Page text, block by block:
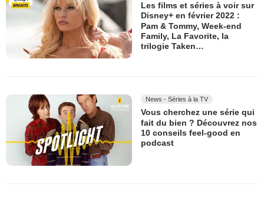
Les films et séries à voir sur
Disney+ en février 2022 :
Pam & Tommy, Week-end
Family, La Favorite, la
trilogie Taken…
News - Séries à la TV
Vous cherchez une série qui
fait du bien ? Découvrez nos
10 conseils feel-good en
podcast